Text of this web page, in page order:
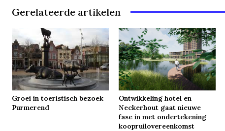
Gerelateerde artikelen
Groei in toeristisch bezoek
Purmerend
Ontwikkeling hotel en
Neckerhout gaat nieuwe
fase in met ondertekening
koopruilovereenkomst